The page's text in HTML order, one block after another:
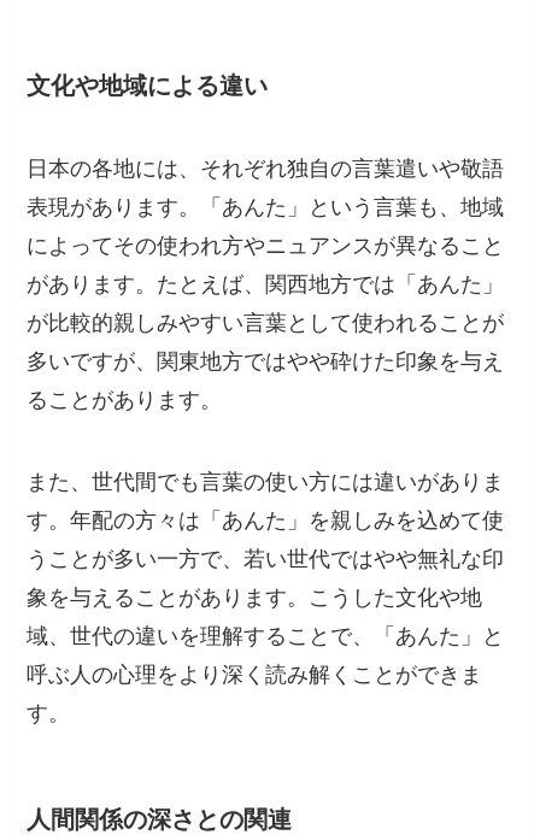
文化や地域による違い
日本の各地には、それぞれ独自の言葉遣いや敬語
表現があります。「あんた」という言葉も、地域
によってその使われ方やニュアンスが異なること
があります。たとえば、関西地方では「あんた」
が比較的親しみやすい言葉として使われることが
多いですが、関東地方ではやや砕けた印象を与え
ることがあります。
また、世代間でも言葉の使い方には違いがありま
す。年配の方々は「あんた」を親しみを込めて使
うことが多い一方で、若い世代ではやや無礼な印
象を与えることがあります。こうした文化や地
域、世代の違いを理解することで、「あんた」と
呼ぶ人の心理をより深く読み解くことができま
す。
人間関係の深さとの関連